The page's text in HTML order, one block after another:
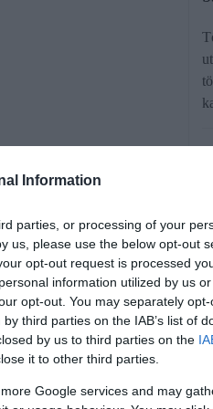
Information
parties, or processing of your
us, please use the below opt-out
opt-out request is processed
information utilized by us
opt-out. You may separately
third parties on the IAB’s list of
by us to third parties on the
it to other third parties.
Google services and may
ha
interneten. A
javítható a
vonzhat. Íme,
ebben.